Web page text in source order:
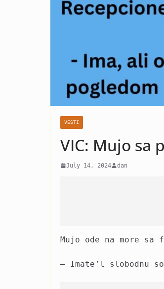
VESTI
VIC: Mujo sa
July 14, 2024 dan
Mujo ode na more
– Imate’l slobodnu